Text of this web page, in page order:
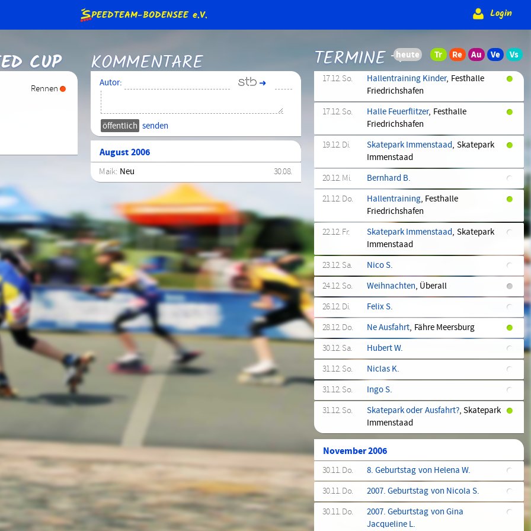
S
PEEDTEAM-BODENSEEe.V. Login
Sonderranglisten (intern)
Satzung
CUP
Rennen
KOMMENTARE
Autor: ➜
senden
August 2006
30.08.
Maik: Neu
TERMINE
, Skatepark
Erster E-Kader-Lehrgang,
Bernhausen
17.12. So.
Hallentraining Kinder, Festhalle
Friedrichshafen
17.12. So.
Halle Feuerflitzer, Festhalle
Friedrichshafen
19.12. Di.
Skatepark Immenstaad, Skatepark
Immenstaad
20.12. Mi.
Bernhard B.
21.12. Do.
Hallentraining, Festhalle
Friedrichshafen
22.12. Fr.
Skatepark Immenstaad, Skatepark
Immenstaad
23.12. Sa.
Nico S.
24.12. So.
Weihnachten, Überall
26.12. Di.
Felix S.
28.12. Do.
Ne Ausfahrt, Fähre Meersburg
30.12. Sa.
Hubert W.
31.12. So.
Niclas K.
31.12. So.
Ingo S.
31.12. So.
Skatepark oder Ausfahrt?, Skatepark
Immenstaad
November 2006
30.11. Do.
8. Geburtstag von Helena W.
30.11. Do.
2007. Geburtstag von Nicola S.
30.11. Do.
2007. Geburtstag von Gina
Jacqueline L.